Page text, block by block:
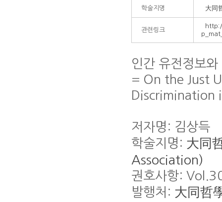
학술지명 大同
관련링크
인간 유전정보
= On the Just
Discrimination
저자명: 김상득
학술지명: 大同
Association)
권호사항:
발행처: 大同哲